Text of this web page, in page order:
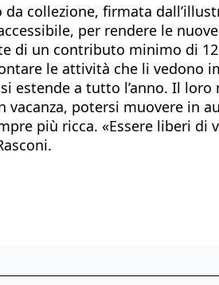
collezione, firmata
per rendere le
un contributo minimo di
le attività che li vedono
a tutto l’anno. Il loro
potersi muovere in
più ricca. «Essere liberi di